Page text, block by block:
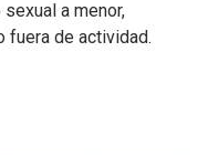
a menor,
fuera de actividad.